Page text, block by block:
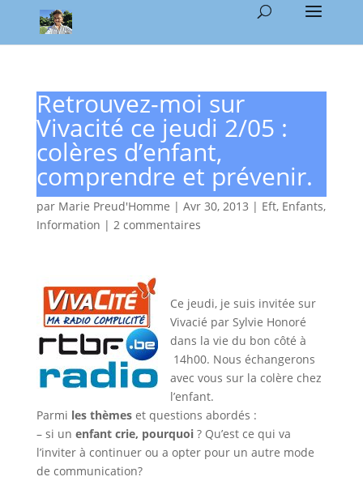
Retrouvez-moi sur
Vivacité ce jeudi 2/05 :
colères d’enfant,
comprendre et prévenir.
par Marie Preud'Homme | Avr 30, 2013 | Eft, Enfants,
Information | 2 commentaires
Ce jeudi, je suis invitée sur
Vivacié par Sylvie Honoré
dans la vie du bon côté à
14h00. Nous échangerons
avec vous sur la colère chez
l’enfant.
Parmi les thèmeset questions abordés :
– si un enfant crie, pourquoi? Qu’est ce qui va
l’inviter à continuer ou a opter pour un autre mode
de communication?